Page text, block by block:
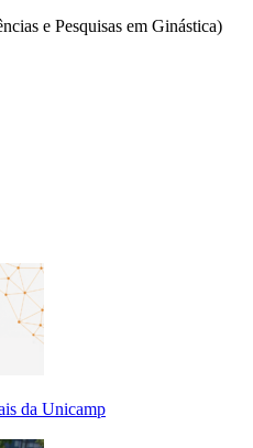
e Pesquisas em Ginástica)
da Unicamp